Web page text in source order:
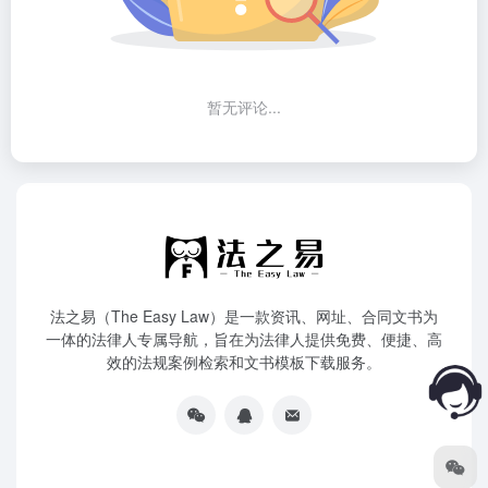
暂无评论...
法之易（The Easy Law）是一款资讯、网址、合同文书为
一体的法律人专属导航，旨在为法律人提供免费、便捷、高
效的法规案例检索和文书模板下载服务。